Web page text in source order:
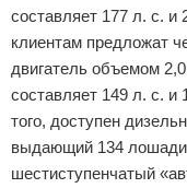
составляет 177 л. с. и
клиентам предложат
двигатель объемом
составляет 149 л. с. и
того, доступен
выдающий 134
шестиступенчатый